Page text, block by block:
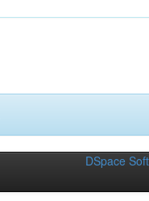
DSpace